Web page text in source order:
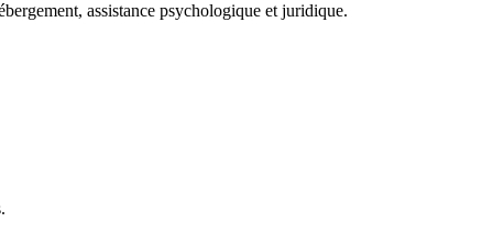
assistance psychologique et juridique.